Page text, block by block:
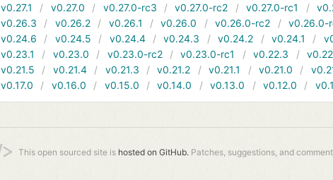
v0.27.1
v0.27.0 v0.27.0-rc3 v0.27.0-rc2 v0.27.0-rc1
v0.26.3
v0.26.2 v0.26.1 v0.26.0 v0.26.0-rc2 v0.26.0-
v0.24.6
v0.24.5 v0.24.4 v0.24.3 v0.24.2 v0.24.1
v0.23.1
v0.23.0 v0.23.0-rc2 v0.23.0-rc1 v0.22.3
v0.21.5
v0.21.4 v0.21.3 v0.21.2 v0.21.1 v0.21.0
v0.17.0
v0.16.0 v0.15.0 v0.14.0 v0.13.0 v0.12.0
This open sourced site is hosted on GitHub. Patches, suggestions, and